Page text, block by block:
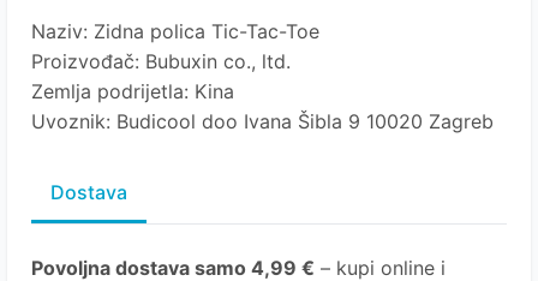
Naziv: Zidna polica Tic-Tac-Toe
Proizvođač: Bubuxin co., ltd.
Zemlja podrijetla: Kina
Uvoznik: Budicool doo Ivana Šibla 9 10020 Zagreb
Dostava
Povoljna dostava samo 4,99 € – kupi online i